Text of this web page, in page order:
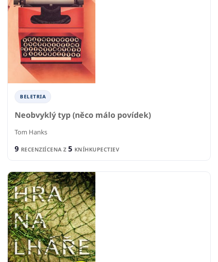
BELETRIA
Neobvyklý typ (něco málo povídek)
Tom Hanks
9 RECENZIÍCENA Z 5 KNÍHKUPECTIEV